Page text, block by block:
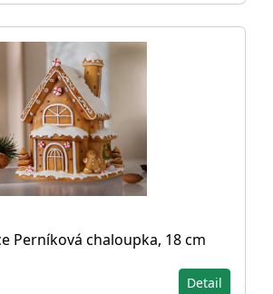
Perníková chaloupka, 18 cm
Detail